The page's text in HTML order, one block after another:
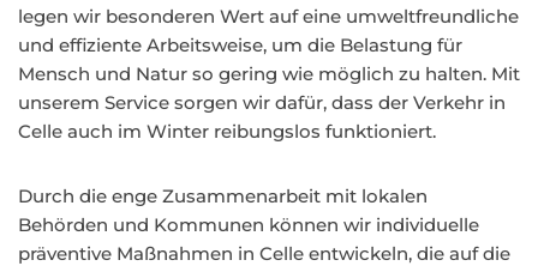
legen wir besonderen Wert auf eine umweltfreundliche
und effiziente Arbeitsweise, um die Belastung für
Mensch und Natur so gering wie möglich zu halten. Mit
unserem Service sorgen wir dafür, dass der Verkehr in
Celle auch im Winter reibungslos funktioniert.
Durch die enge Zusammenarbeit mit lokalen
Behörden und Kommunen können wir individuelle
präventive Maßnahmen in Celle entwickeln, die auf die